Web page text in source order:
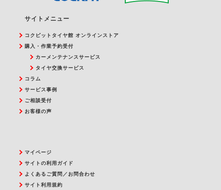
サイトメニュー
コクピットタイヤ館 オンラインストア
購入・作業予約受付
カーメンテナンスサービス
タイヤ交換サービス
コラム
サービス事例
ご相談受付
お客様の声
マイページ
サイトの利用ガイド
よくあるご質問／お問合わせ
サイト利用規約